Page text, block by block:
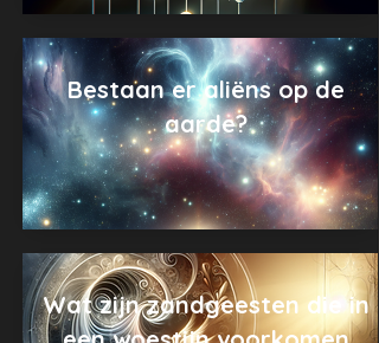
Bestaan er aliëns op de
aarde?
Wat zijn zandgeesten die in